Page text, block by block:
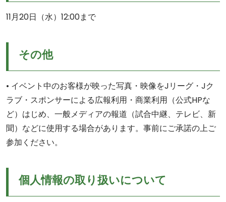
11月20日（水）12:00まで
その他
• イベント中のお客様が映った写真・映像をJリーグ・Jク
ラブ・スポンサーによる広報利用・商業利用（公式HPな
ど）はじめ、一般メディアの報道（試合中継、テレビ、新
聞）などに使用する場合があります。事前にご承諾の上ご
参加ください。
個人情報の取り扱いについて